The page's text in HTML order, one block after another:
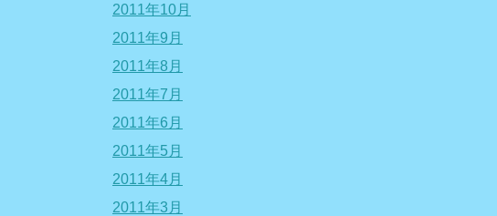
2011年10月
2011年9月
2011年8月
2011年7月
2011年6月
2011年5月
2011年4月
2011年3月